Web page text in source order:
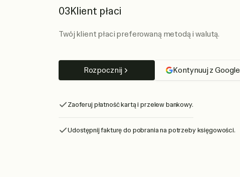
03Klient płaci
Twój klient płaci preferowaną metodą i walutą.
Rozpocznij Kontynuuj z Google
Zaoferuj płatność kartą i przelew bankowy.
Udostępnij fakturę do pobrania na potrzeby księgowości.